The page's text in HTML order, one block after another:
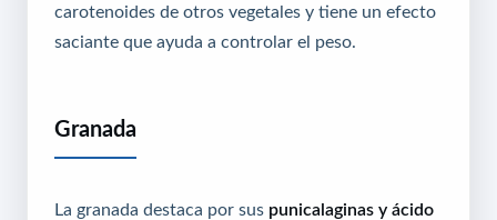
carotenoides de otros vegetales y tiene un efecto
saciante que ayuda a controlar el peso.
Granada
La granada destaca por sus punicalaginas y ácido